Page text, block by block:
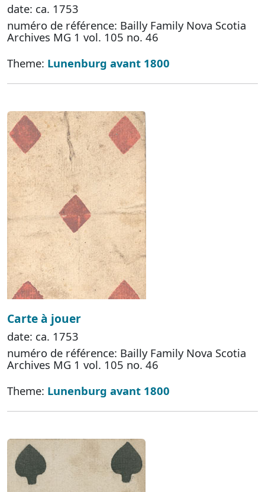
date: ca. 1753
numéro de référence: Bailly Family Nova Scotia
Archives MG 1 vol. 105 no. 46
Theme: Lunenburg avant 1800
Carte à jouer
date: ca. 1753
numéro de référence: Bailly Family Nova Scotia
Archives MG 1 vol. 105 no. 46
Theme: Lunenburg avant 1800